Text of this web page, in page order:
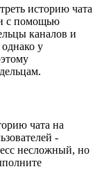
историю чата
с помощью
каналов и
у
чата на
-
несложный, но